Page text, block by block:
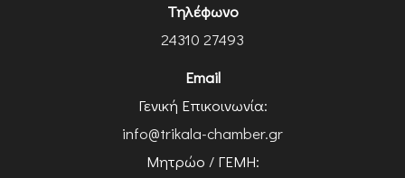
Τηλέφωνο
24310 27493
Email
Γενική Επικοινωνία:
info@trikala-chamber.gr
Μητρώο / ΓΕΜΗ: